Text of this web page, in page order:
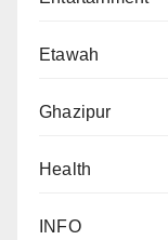
Etawah
Ghazipur
Health
INFO